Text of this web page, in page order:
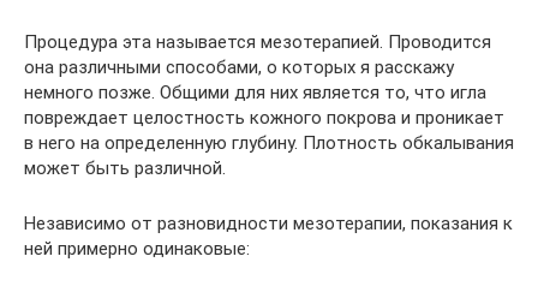
Процедура эта называется мезотерапией. Проводится
она различными способами, о которых я расскажу
немного позже. Общими для них является то, что игла
повреждает целостность кожного покрова и проникает
в него на определенную глубину. Плотность обкалывания
может быть различной.
Независимо от разновидности мезотерапии, показания к
ней примерно одинаковые: